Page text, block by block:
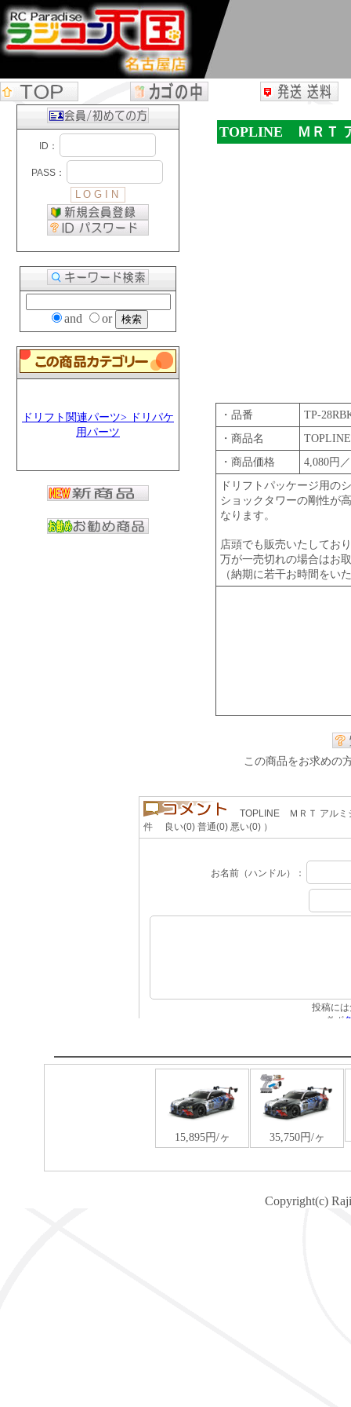
and or
ドリフト関連パーツ> ドリパケ
用パーツ
TOPLINE ＭＲＴ
・品番
TP-
・商品名
・商品価格
4,080円
ドリフトパッケージ用の
ショックタワーの剛性が
なります。
店頭でも販売いたしてお
万が一売切れの場合はお
（納期に若干お時間をい
この商品をお求めの
Copyright(c)